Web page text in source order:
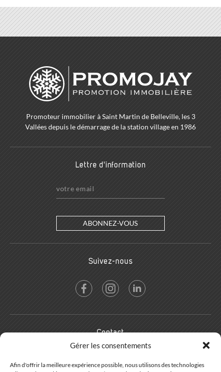
Gérer les consentements
Afin d'offrir la meilleure expérience possible, nous utilisons des technologies
Promoteur immobilier à Saint Martin de Belleville, les 3
Vallées depuis le démarrage de la station village en 1986
Lettre d'information
ABONNEZ-VOUS
Suivez-nous
Contact
Rue de Villarencel